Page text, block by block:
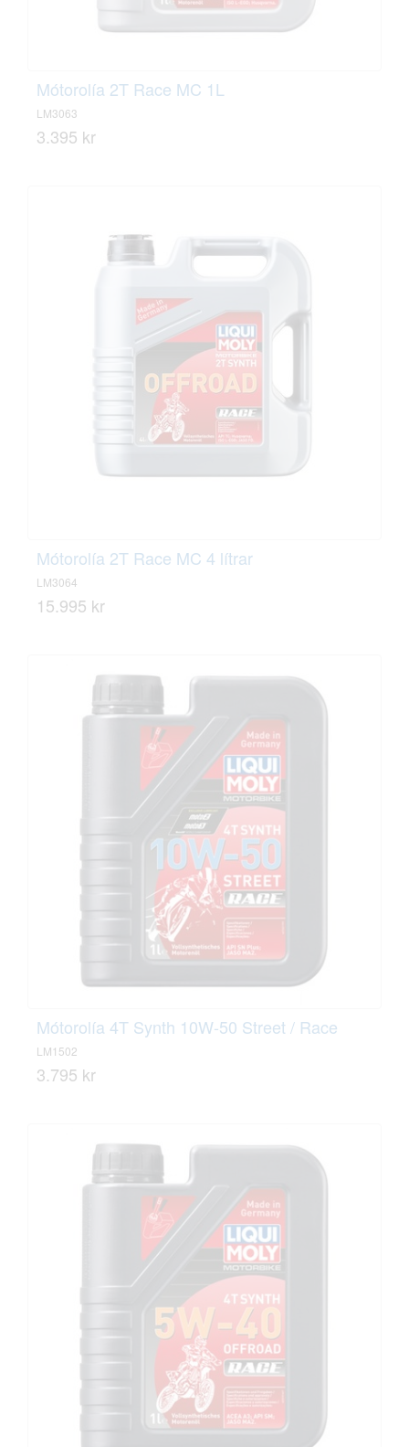
Mótorolía 2T Race MC 1L
LM3063
3.395 kr
Mótorolía 2T Race MC 4 lítrar
LM3064
15.995 kr
Mótorolía 4T Synth 10W-50 Street / Race
LM1502
3.795 kr